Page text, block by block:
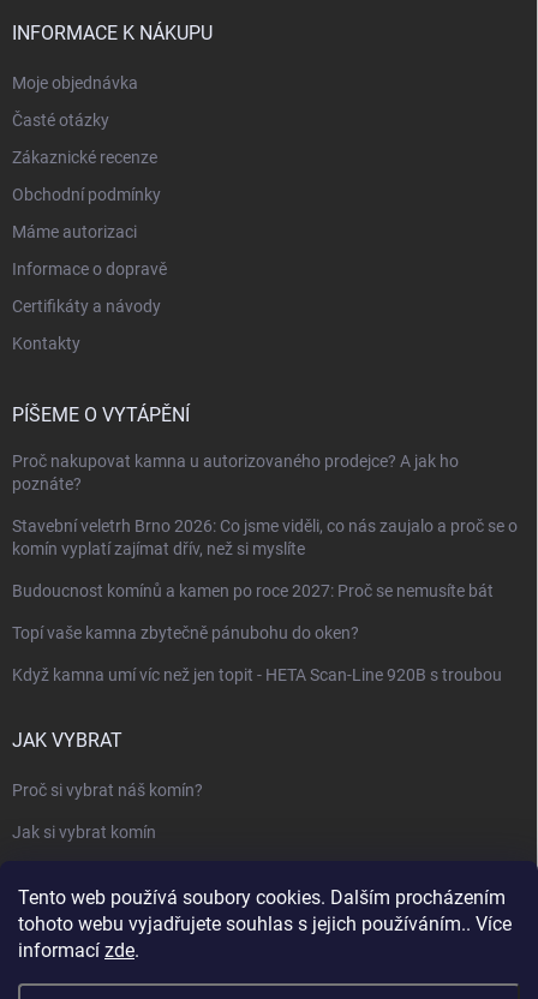
Tento web používá soubory cookies. Dalším procházením
tohoto webu vyjadřujete souhlas s jejich používáním.. Více
informací zde.
INFORMACE K NÁKUPU
Moje objednávka
Časté otázky
Zákaznické recenze
Obchodní podmínky
Máme autorizaci
Informace o dopravě
Certifikáty a návody
Kontakty
PÍŠEME O VYTÁPĚNÍ
Proč nakupovat kamna u autorizovaného prodejce? A jak ho
poznáte?
Stavební veletrh Brno 2026: Co jsme viděli, co nás zaujalo a proč se o
komín vyplatí zajímat dřív, než si myslíte
Budoucnost komínů a kamen po roce 2027: Proč se nemusíte bát
Topí vaše kamna zbytečně pánubohu do oken?
Když kamna umí víc než jen topit - HETA Scan-Line 920B s troubou
JAK VYBRAT
Proč si vybrat náš komín?
Jak si vybrat komín
Jak vybrat kamna nebo krbovou vložku
Jak postavit krbovou obestavbu